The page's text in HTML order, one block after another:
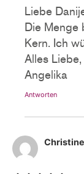
Liebe
Die Menge
Kern. Ich
Alles Liebe,
Angelika
Antworten
Christine